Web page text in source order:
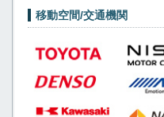
移動空間/交通機関